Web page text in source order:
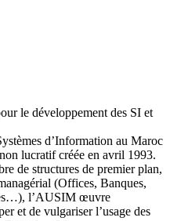
le développement des SI et
d’Information au Maroc
lucratif créée en avril 1993.
de structures de premier plan,
(Offices, Banques,
l’AUSIM œuvre
et de vulgariser l’usage des